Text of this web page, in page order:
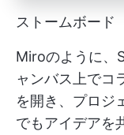
ストームボード
Miroのように、
ャンバス上でコ
を開き、プロジ
でもアイデアを